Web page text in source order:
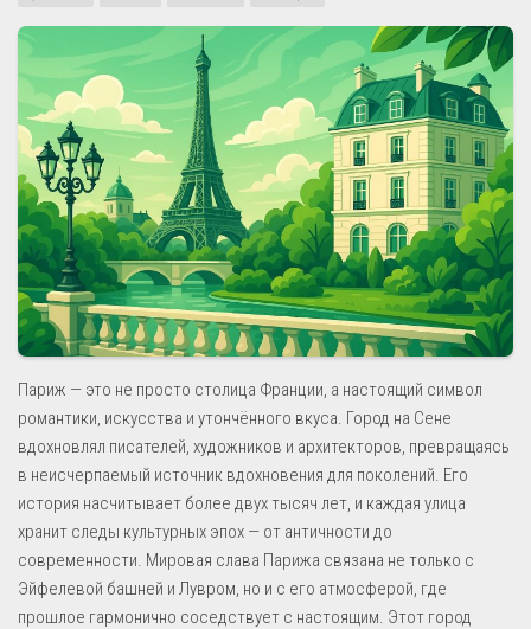
Париж — это не просто столица Франции, а настоящий символ
романтики, искусства и утончённого вкуса. Город на Сене
вдохновлял писателей, художников и архитекторов, превращаясь
в неисчерпаемый источник вдохновения для поколений. Его
история насчитывает более двух тысяч лет, и каждая улица
хранит следы культурных эпох — от античности до
современности. Мировая слава Парижа связана не только с
Эйфелевой башней и Лувром, но и с его атмосферой, где
прошлое гармонично соседствует с настоящим. Этот город